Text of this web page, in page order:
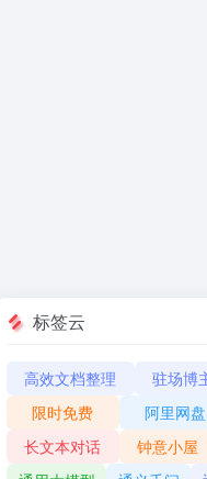
标签云
高效文档整理 驻场博
限时免费
阿里网盘
长文本对话
钟意小屋